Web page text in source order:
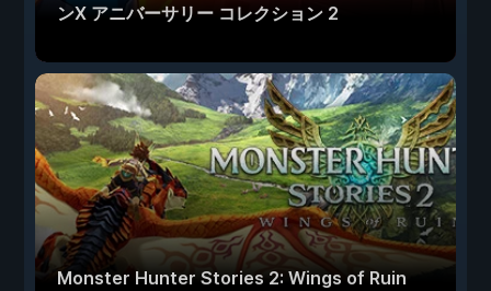
ンX アニバーサリー コレクション 2
Monster Hunter Stories 2: Wings of Ruin